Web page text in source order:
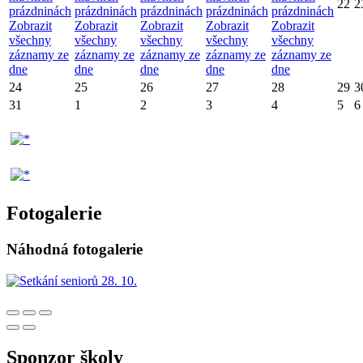
prázdninách
Zobrazit
všechny
záznamy ze
dne
prázdninách
Zobrazit
všechny
záznamy ze
dne
prázdninách
Zobrazit
všechny
záznamy ze
dne
prázdninách
Zobrazit
všechny
záznamy ze
dne
prázdninách
Zobrazit
všechny
záznamy ze
dne
22
24 25 26 27 28 29
31
1 2 3 4 5 6
Fotogalerie
Náhodná fotogalerie
Sponzor školy